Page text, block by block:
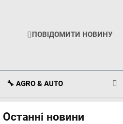
ПОВІДОМИТИ НОВИНУ
🔧 AGRO & AUTO
Останні новини